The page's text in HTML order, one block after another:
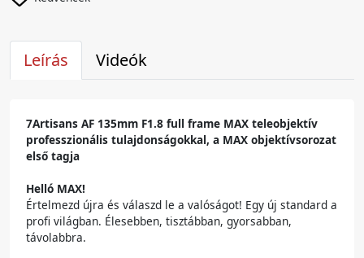
Leírás Videók
7Artisans AF 135mm F1.8 full frame MAX teleobjektív
professzionális tulajdonságokkal, a MAX objektívsorozat
első tagja
Helló MAX!
Értelmezd újra és válaszd le a valóságot! Egy új standard a
profi világban. Élesebben, tisztábban, gyorsabban,
távolabbra.